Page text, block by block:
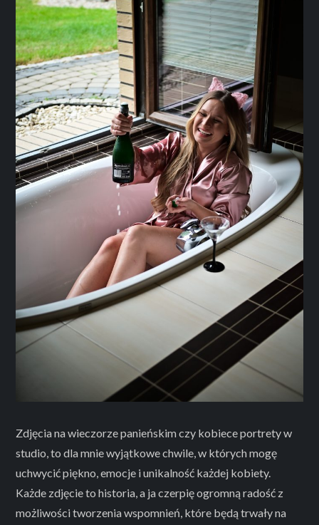
Zdjęcia na wieczorze panieńskim czy kobiece portrety w
studio, to dla mnie wyjątkowe chwile, w których mogę
uchwycić piękno, emocje i unikalność każdej kobiety.
Każde zdjęcie to historia, a ja czerpię ogromną radość z
możliwości tworzenia wspomnień, które będą trwały na